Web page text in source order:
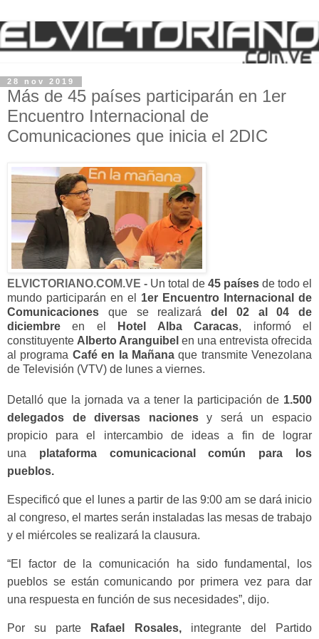
28 nov 2019
Más de 45 países participarán en 1er
Encuentro Internacional de
Comunicaciones que inicia el 2DIC
ELVICTORIANO.COM.VE - Un total de 45 países de todo el
mundo participarán en el 1er Encuentro Internacional de
Comunicaciones que se realizará del 02 al 04 de
diciembre en el Hotel Alba Caracas, informó el
constituyente Alberto Aranguibel en una entrevista ofrecida
al programa Café en la Mañanaque transmite Venezolana
de Televisión (VTV) de lunes a viernes.
Detalló que la jornada va a tener la participación de 1.500
delegados de diversas nacionesy será un espacio
propicio para el intercambio de ideas a fin de lograr
una plataforma comunicacional común para los
pueblos.
Especificó que el lunes a partir de las 9:00 am se dará inicio
al congreso, el martes serán instaladas las mesas de trabajo
y el miércoles se realizará la clausura.
“El factor de la comunicación ha sido fundamental, los
pueblos se están comunicando por primera vez para dar
una respuesta en función de sus necesidades”, dijo.
Por su parte Rafael Rosales, integrante del Partido